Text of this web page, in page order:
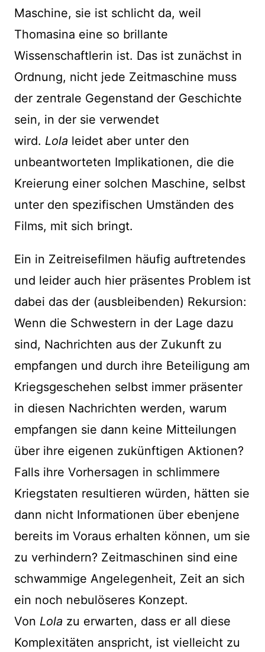
Maschine, sie ist schlicht da, weil
Thomasina eine so brillante
Wissenschaftlerin ist. Das ist zunächst in
Ordnung, nicht jede Zeitmaschine muss
der zentrale Gegenstand der Geschichte
sein, in der sie verwendet
wird. Lola leidet aber unter den
unbeantworteten Implikationen, die die
Kreierung einer solchen Maschine, selbst
unter den spezifischen Umständen des
Films, mit sich bringt.
Ein in Zeitreisefilmen häufig auftretendes
und leider auch hier präsentes Problem ist
dabei das der (ausbleibenden) Rekursion:
Wenn die Schwestern in der Lage dazu
sind, Nachrichten aus der Zukunft zu
empfangen und durch ihre Beteiligung am
Kriegsgeschehen selbst immer präsenter
in diesen Nachrichten werden, warum
empfangen sie dann keine Mitteilungen
über ihre eigenen zukünftigen Aktionen?
Falls ihre Vorhersagen in schlimmere
Kriegstaten resultieren würden, hätten sie
dann nicht Informationen über ebenjene
bereits im Voraus erhalten können, um sie
zu verhindern? Zeitmaschinen sind eine
schwammige Angelegenheit, Zeit an sich
ein noch nebulöseres Konzept.
Von Lola zu erwarten, dass er all diese
Komplexitäten anspricht, ist vielleicht zu